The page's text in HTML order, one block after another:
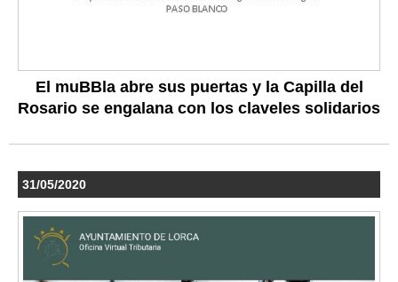
El muBBla abre sus puertas y la Capilla del
Rosario se engalana con los claveles solidarios
31/05/2020